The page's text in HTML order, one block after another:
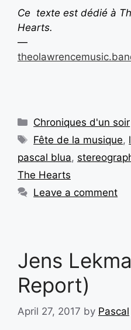
Ce texte est dédié à
Hearts.
—
Chroniques d'un soir
Fête de la musique,
pascal blua,
The Hearts
Leave a comment
Jens
Report)
April 27, 2017 by Pascal